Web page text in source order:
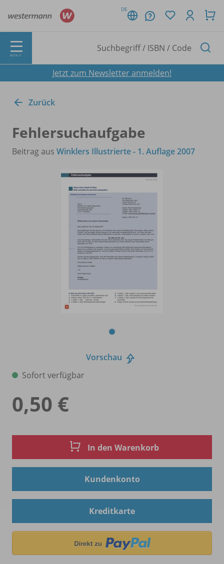
DE
MENÜ
Jetzt zum Newsletter anmelden!
Zurück
Fehlersuchaufgabe
Beitrag aus Winklers Illustrierte - 1. Auflage 2007
Vorschau
Sofort verfügbar
0,50 €
In den Warenkorb
Kundenkonto
Kreditkarte